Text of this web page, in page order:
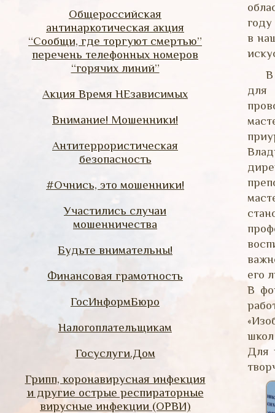
Общероссийская
антинаркотическая акция
“Сообщи, где торгуют смертью”
перечень телефонных номеров
“горячих линий”
Акция Время НЕзависимых
Внимание! Мошенники!
Антитеррористическая
безопасность
#Очнись, это мошенники!
Участились случаи
мошенничества
Будьте внимательны!
Финансовая грамотность
ГосИнформБюро
Налогоплательщикам
Госуслуги.Дом
Грипп, коронавирусная инфекция
и другие острые респираторные
вирусные инфекции (ОРВИ)
году
в
В
для
его
В
школ
Для